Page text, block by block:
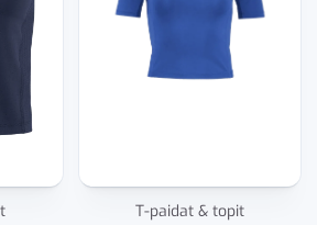
T-paidat & topit